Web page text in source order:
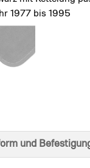
1977 bis 1995
und